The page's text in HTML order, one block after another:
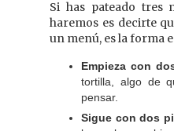
Si has pateado tres
haremos es decirte
un menú, es la forma
Empieza con
tortilla, algo de
pensar.
Sigue con dos